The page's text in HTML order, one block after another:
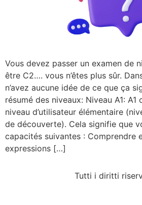
Vous devez passer un examen de
être C2…. vous n’êtes plus sûr.
n’avez aucune idée de ce que ça
résumé des niveaux: Niveau A1: A1
niveau d’utilisateur élémentaire
de découverte). Cela signifie que
capacités suivantes : Comprendre
expressions […]
Tutti i diritti